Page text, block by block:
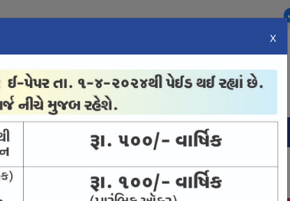
ઈ-પેપર
X
Panchang